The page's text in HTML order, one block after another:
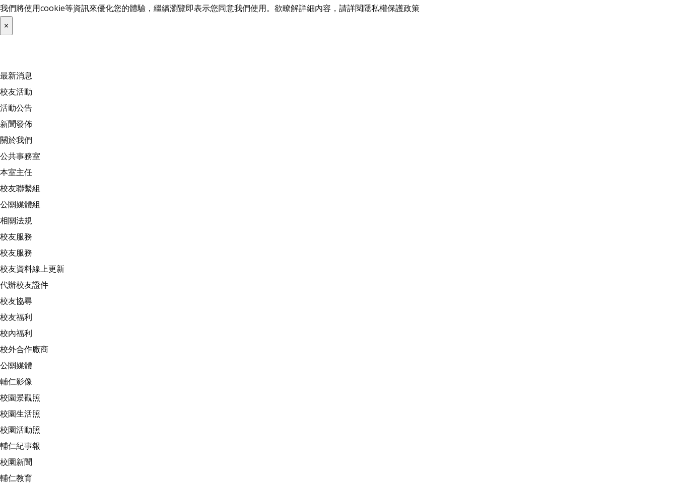
我們將使用cookie等資訊來優化您的體驗，繼續瀏覽即表示您同意我們使用。欲瞭解詳細內容，請詳閱隱私權保護政策
×
最新消息
校友活動
活動公告
新聞發佈
關於我們
公共事務室
本室主任
校友聯繫組
公關媒體組
相關法規
校友服務
校友服務
校友資料線上更新
代辦校友證件
校友協尋
校友福利
校內福利
校外合作廠商
公關媒體
輔仁影像
校園景觀照
校園生活照
校園活動照
輔仁紀事報
校園新聞
輔仁教育